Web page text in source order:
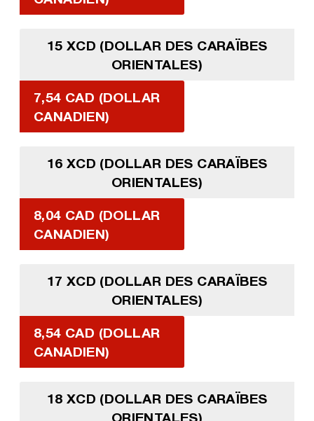
15 XCD (DOLLAR DES CARAÏBES
ORIENTALES)
7,54 CAD (DOLLAR
CANADIEN)
16 XCD (DOLLAR DES CARAÏBES
ORIENTALES)
8,04 CAD (DOLLAR
CANADIEN)
17 XCD (DOLLAR DES CARAÏBES
ORIENTALES)
8,54 CAD (DOLLAR
CANADIEN)
18 XCD (DOLLAR DES CARAÏBES
ORIENTALES)